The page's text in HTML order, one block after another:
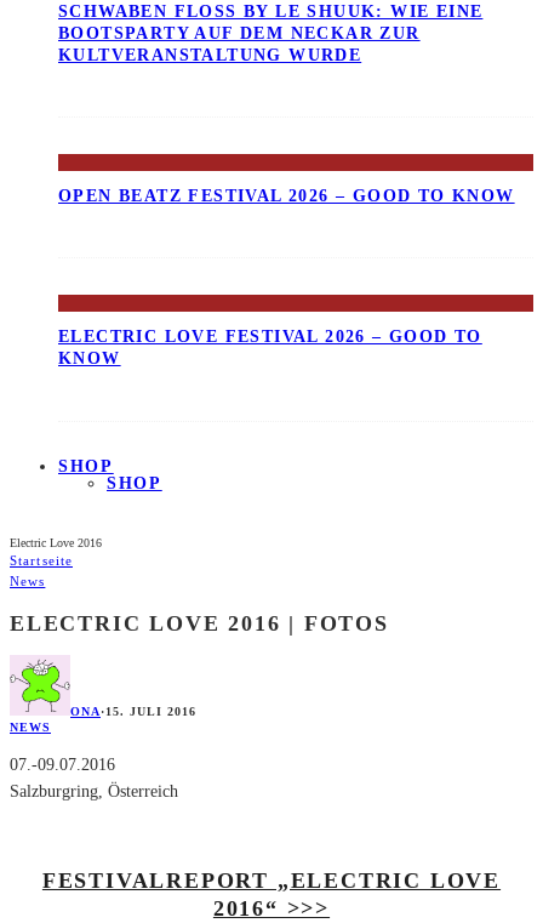
SCHWABEN FLOSS BY LE SHUUK: WIE EINE B
OOTSPARTY AUF DEM NECKAR ZUR K
ULTVERANSTALTUNG WURDE
OPEN BEATZ FESTIVAL 2026 – GOOD TO KNOW
ELECTRIC LOVE FESTIVAL 2026 – GOOD TO
KNOW
SHOP
SHOP
Electric Love 2016
Startseite
News
ELECTRIC LOVE 2016 | FOTOS
ONA·15. JULI 2016
NEWS
07.-09.07.2016
Salzburgring, Österreich
FESTIVALREPORT „ELECTRIC LOVE
2016“ >>>